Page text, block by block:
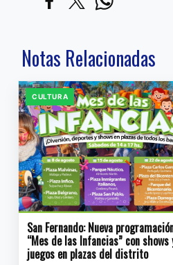
Notas Relacionadas
CULTURA
San Fernando: Nueva
“Mes de las Infancias” con shows
juegos en plazas del distrito